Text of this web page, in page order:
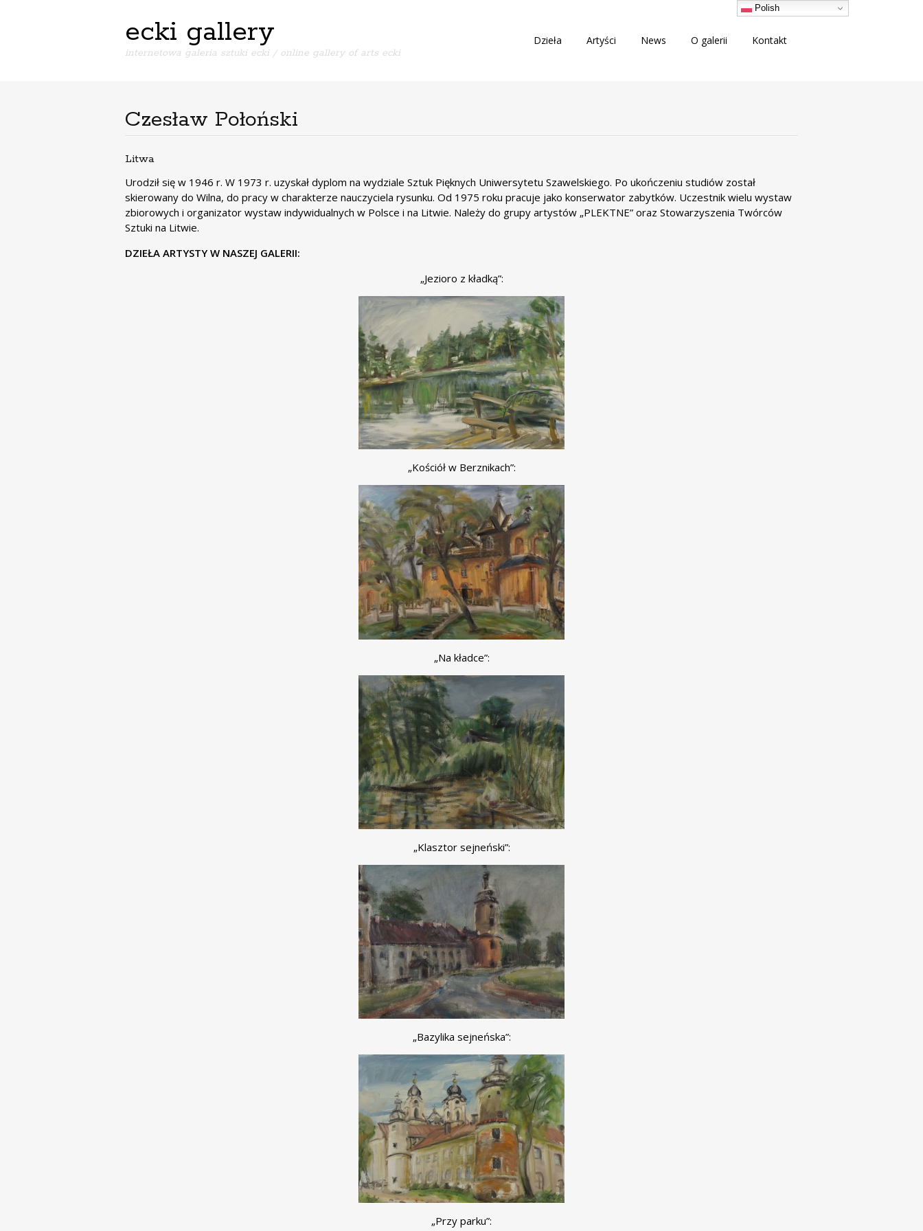
ecki gallery
internetowa galeria sztuki ecki / online gallery of arts ecki
S
e
n
t
Dzieła Artyści News O galerii Kontakt
Czesław Połoński
Litwa
Urodził się w 1946 r. W 1973 r. uzyskał dyplom na wydziale Sztuk Pięknych Uniwersytetu Szawelskiego. Po ukończeniu studiów został
skierowany do Wilna, do pracy w charakterze nauczyciela rysunku. Od 1975 roku pracuje jako konserwator zabytków. Uczestnik wielu wystaw
zbiorowych i organizator wystaw indywidualnych w Polsce i na Litwie. Należy do grupy artystów „PLEKTNE” oraz Stowarzyszenia Twórców
Sztuki na Litwie.
DZIEŁA ARTYSTY W NASZEJ GALERII:
„Jezioro z kładką”:
„Kościół w Berznikach”:
„Na kładce”:
„Klasztor sejneński”:
„Bazylika sejneńska”:
„Przy parku”:
Polish